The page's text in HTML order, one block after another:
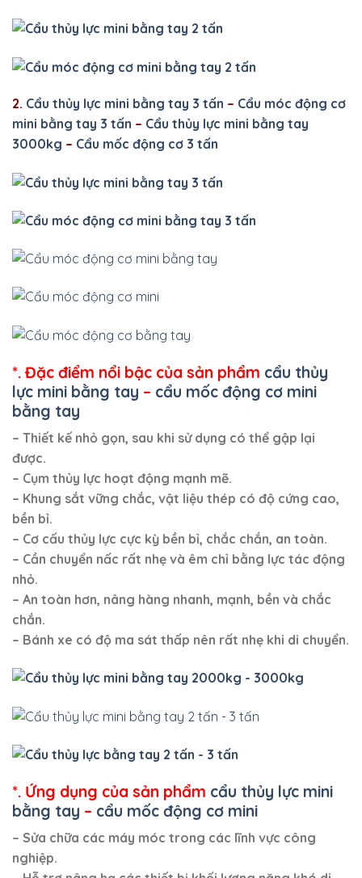
2. Cẩu thủy lực mini bằng tay 3 tấn – Cẩu móc động cơ
mini bằng tay 3 tấn – Cẩu thủy lực mini bằng tay
3000kg – Cẩu mốc động cơ 3 tấn
*. Đặc điểm nổi bậc của sản phẩm cẩu thủy
lực mini bằng tay – cẩu mốc động cơ mini
bằng tay
– Thiết kế nhỏ gọn, sau khi sử dụng có thể gập lại
được.
– Cụm thủy lực hoạt động mạnh mẽ.
– Khung sắt vững chắc, vật liệu thép có độ cứng cao,
bền bỉ.
– Cơ cấu thủy lực cực kỳ bền bỉ, chắc chắn, an toàn.
– Cần chuyển nấc rất nhẹ và êm chỉ bằng lực tác động
nhỏ.
– An toàn hơn, nâng hàng nhanh, mạnh, bền và chắc
chắn.
– Bánh xe có độ ma sát thấp nên rất nhẹ khi di chuyển.
*. Ứng dụng của sản phẩm cẩu thủy lực mini
bằng tay – cẩu mốc động cơ mini
– Sửa chữa các máy móc trong các lĩnh vực công
nghiệp.